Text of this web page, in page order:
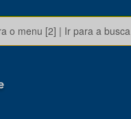
o menu [2] | Ir para a